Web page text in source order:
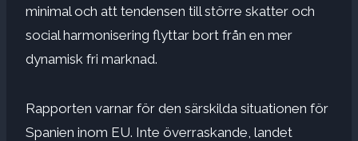
minimal och att tendensen till större skatter och
social harmonisering flyttar bort från en mer
dynamisk fri marknad.
Rapporten varnar för den särskilda situationen för
Spanien inom EU. Inte överraskande, landet